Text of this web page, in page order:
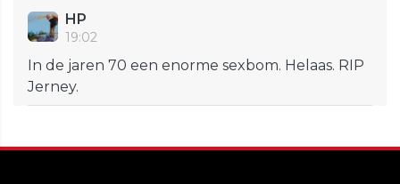
HP
19:02
In de jaren 70 een enorme sexbom. Helaas. RIP
Jerney.